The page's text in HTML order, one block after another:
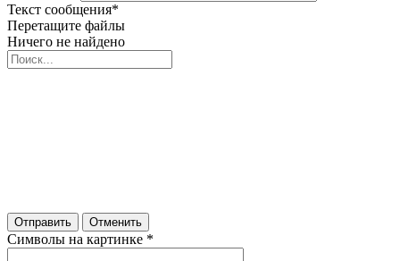
Текст сообщения*
Перетащите файлы
Ничего не найдено
Отправить Отменить
Символы на картинке *